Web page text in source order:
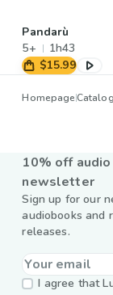
Pandarù
5+
1h43
$15.99
HomepageCatalog
10% off
newsletter
Sign up for our
audiobooks and
releases.
I agree that